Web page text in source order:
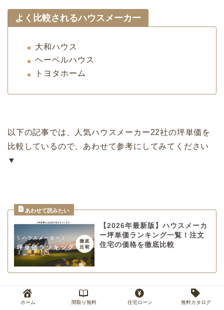
よく比較されるハウスメーカー
大和ハウス
ヘーベルハウス
トヨタホーム
以下の記事では、人気ハウスメーカー22社の坪単価を
比較しているので、あわせて参考にしてみてください
▼
【2026年最新版】ハウスメーカ
ー坪単価ランキング一覧！注文
住宅の価格を徹底比較
ホーム 間取り無料 住宅ローン 無料カタログ